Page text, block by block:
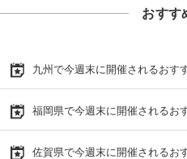
おすす
九州で今週末に開催されるおす
福岡県で今週末に開催されるお
佐賀県で今週末に開催されるお